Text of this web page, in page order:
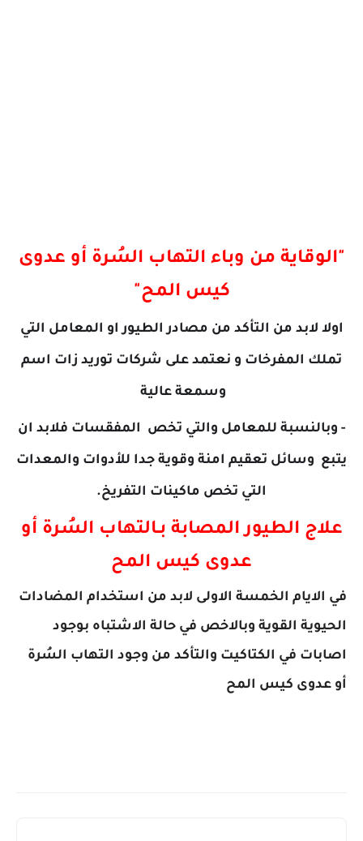
"الوقاية من وباء التهاب السُرة أو عدوى
كيس المح"
اولا لابد من التأكد من مصادر الطيور او المعامل التي
تملك المفرخات و نعتمد على شركات توريد زات اسم
وسمعة عالية
- وبالنسبة للمعامل والتي تخص المفقسات فلابد ان
يتبع وسائل تعقيم امنة وقوية جدا للأدوات والمعدات
التي تخص ماكينات التفريخ.
علاج الطيور المصابة بـالتهاب السُرة أو
عدوى كيس المح
في الايام الخمسة الاولى لابد من استخدام المضادات
الحيوية القوية وبالاخص في حالة الاشتباه بوجود
اصابات في الكتاكيت والتأكد من وجود التهاب السُرة
أو عدوى كيس المح